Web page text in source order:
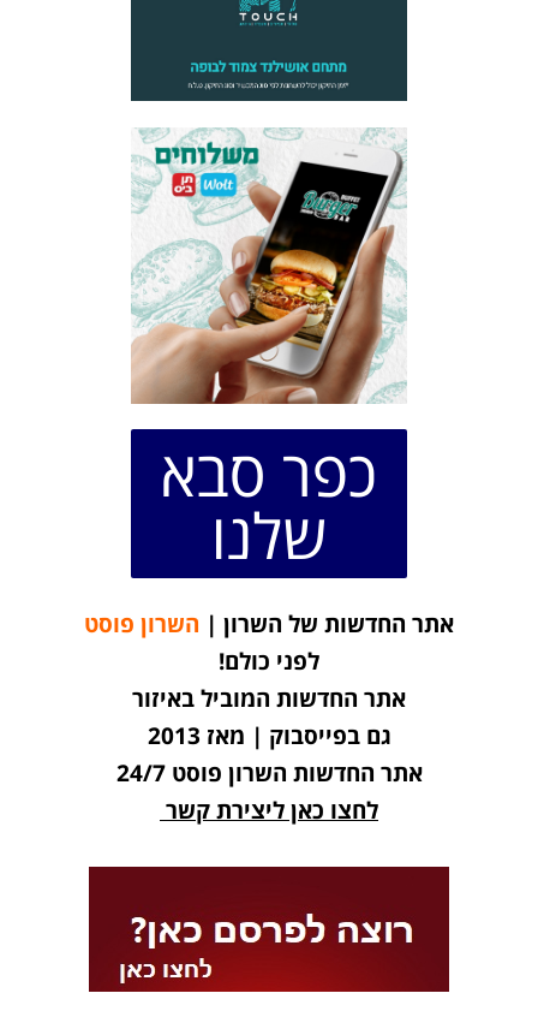
כפר סבא
שלנו
אתר החדשות של השרון | השרון פוסט
לפני כולם!
אתר החדשות המוביל באיזור
גם בפייסבוק | מאז 2013
אתר החדשות השרון פוסט 24/7
לחצו כאן ליצירת קשר